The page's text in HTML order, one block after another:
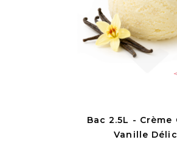
Bac 2.5L - Crème
Vanille